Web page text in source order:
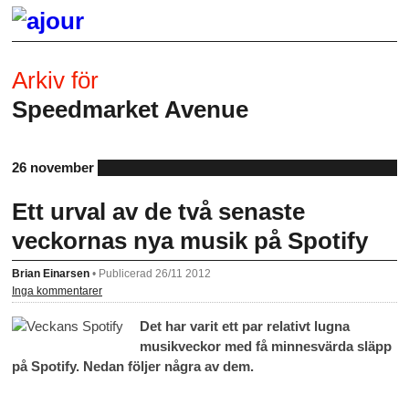
Arkiv för
Speedmarket Avenue
26 november
Ett urval av de två senaste
veckornas nya musik på Spotify
Brian Einarsen • Publicerad 26/11 2012
Inga kommentarer
Det har varit ett par relativt lugna
musikveckor med få minnesvärda släpp
på Spotify. Nedan följer några av dem.